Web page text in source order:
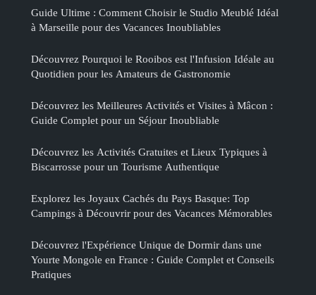
Guide Ultime : Comment Choisir le Studio Meublé Idéal
à Marseille pour des Vacances Inoubliables
Découvrez Pourquoi le Rooibos est l'Infusion Idéale au
Quotidien pour les Amateurs de Gastronomie
Découvrez les Meilleures Activités et Visites à Mâcon :
Guide Complet pour un Séjour Inoubliable
Découvrez les Activités Gratuites et Lieux Typiques à
Biscarrosse pour un Tourisme Authentique
Explorez les Joyaux Cachés du Pays Basque: Top
Campings à Découvrir pour des Vacances Mémorables
Découvrez l'Expérience Unique de Dormir dans une
Yourte Mongole en France : Guide Complet et Conseils
Pratiques